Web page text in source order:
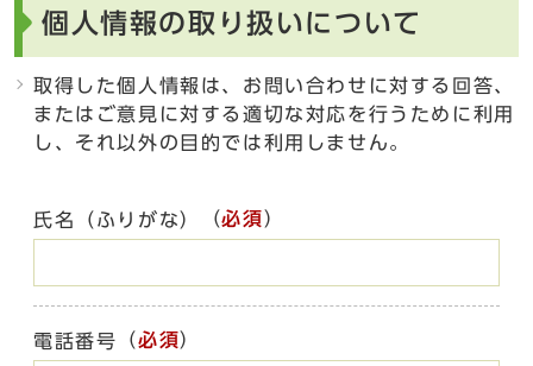
個人情報の取り扱いについて
取得した個人情報は、お問い合わせに対する回答、
またはご意見に対する適切な対応を行うために利用
し、それ以外の目的では利用しません。
氏名（ふりがな） （必須）
電話番号 （必須）